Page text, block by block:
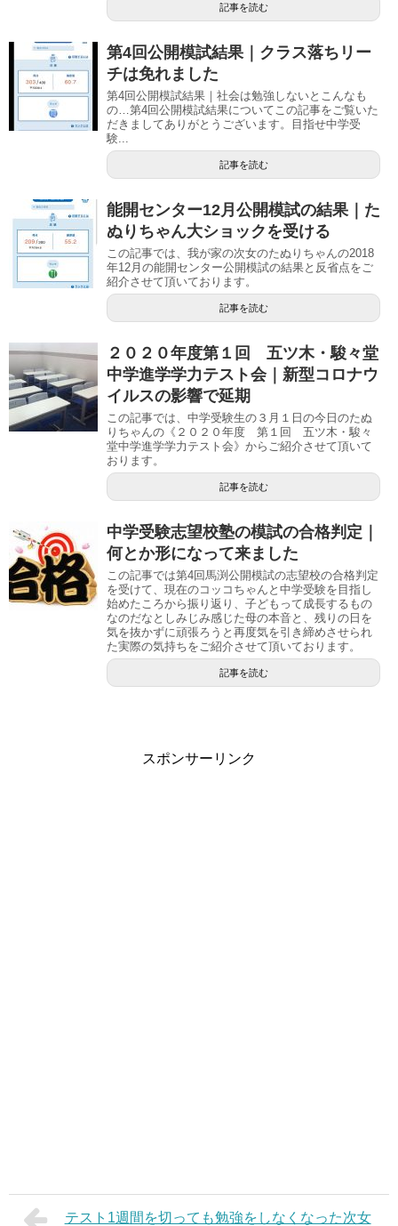
記事を読む
第4回公開模試結果｜クラス落ちリー
チは免れました
第4回公開模試結果｜社会は勉強しないとこんなも
の…第4回公開模試結果についてこの記事をご覧いた
だきましてありがとうございます。目指せ中学受
験...
記事を読む
能開センター12月公開模試の結果｜た
ぬりちゃん大ショックを受ける
この記事では、我が家の次女のたぬりちゃんの2018
年12月の能開センター公開模試の結果と反省点をご
紹介させて頂いております。
記事を読む
２０２０年度第１回 五ツ木・駿々堂
中学進学学力テスト会｜新型コロナウ
イルスの影響で延期
この記事では、中学受験生の３月１日の今日のたぬ
りちゃんの《２０２０年度 第１回 五ツ木・駿々
堂中学進学学力テスト会》からご紹介させて頂いて
おります。
記事を読む
中学受験志望校塾の模試の合格判定｜
何とか形になって来ました
この記事では第4回馬渕公開模試の志望校の合格判定
を受けて、現在のコッコちゃんと中学受験を目指し
始めたころから振り返り、子どもって成長するもの
なのだなとしみじみ感じた母の本音と、残りの日を
気を抜かずに頑張ろうと再度気を引き締めさせられ
た実際の気持ちをご紹介させて頂いております。
記事を読む
スポンサーリンク
テスト1週間を切っても勉強をしなくなった次女